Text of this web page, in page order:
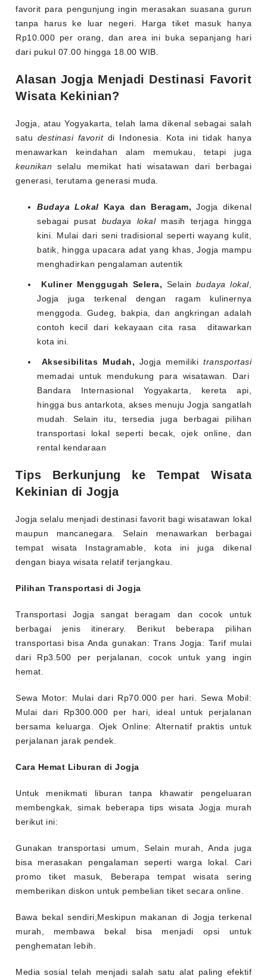
favorit para pengunjung ingin merasakan suasana gurun
tanpa harus ke luar negeri. Harga tiket masuk hanya
Rp10.000 per orang, dan area ini buka sepanjang hari
dari pukul 07.00 hingga 18.00 WIB.
Alasan Jogja Menjadi Destinasi Favorit
Wisata Kekinian?
Jogja, atau Yogyakarta, telah lama dikenal sebagai salah
satu destinasi favoritdi Indonesia. Kota ini tidak hanya
menawarkan keindahan alam memukau, tetapi juga
keunikan selalu memikat hati wisatawan dari berbagai
generasi, terutama generasi muda.
Budaya Lokal Kaya dan Beragam,Jogja dikenal
sebagai pusat budaya lokalmasih terjaga hingga
kini. Mulai dari seni tradisional seperti wayang kulit,
batik, hingga upacara adat yang khas, Jogja mampu
menghadirkan pengalaman autentik
Kuliner Menggugah Selera, Selain budaya lokal,
Jogja juga terkenal dengan ragam kulinernya
menggoda. Gudeg, bakpia, dan angkringan adalah
contoh kecil dari kekayaan cita rasa ditawarkan
kota ini.
Aksesibilitas Mudah, Jogja memiliki transportasi
memadai untuk mendukung para wisatawan. Dari
Bandara Internasional Yogyakarta, kereta api,
hingga bus antarkota, akses menuju Jogja sangatlah
mudah. Selain itu, tersedia juga berbagai pilihan
transportasi lokal seperti becak, ojek online, dan
rental kendaraan
Tips Berkunjung ke Tempat Wisata
Kekinian di Jogja
Jogja selalu menjadi destinasi favorit bagi wisatawan lokal
maupun mancanegara. Selain menawarkan berbagai
tempat wisata Instagramable, kota ini juga dikenal
dengan biaya wisata relatif terjangkau.
Pilihan Transportasi di Jogja
Transportasi Jogja sangat beragam dan cocok untuk
berbagai jenis itinerary. Berikut beberapa pilihan
transportasi bisa Anda gunakan: Trans Jogja: Tarif mulai
dari Rp3.500 per perjalanan, cocok untuk yang ingin
hemat.
Sewa Motor: Mulai dari Rp70.000 per hari. Sewa Mobil:
Mulai dari Rp300.000 per hari, ideal untuk perjalanan
bersama keluarga. Ojek Online: Alternatif praktis untuk
perjalanan jarak pendek.
Cara Hemat Liburan di Jogja
Untuk menikmati liburan tanpa khawatir pengeluaran
membengkak, simak beberapa tips wisata Jogja murah
berikut ini:
Gunakan transportasi umum, Selain murah, Anda juga
bisa merasakan pengalaman seperti warga lokal. Cari
promo tiket masuk, Beberapa tempat wisata sering
memberikan diskon untuk pembelian tiket secara online.
Bawa bekal sendiri,Meskipun makanan di Jogja terkenal
murah, membawa bekal bisa menjadi opsi untuk
penghematan lebih.
Media sosial telah menjadi salah satu alat paling efektif